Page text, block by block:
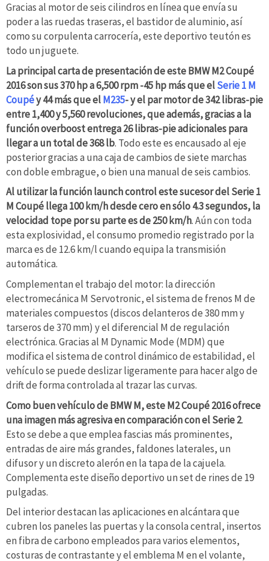
Gracias al motor de seis cilindros en línea que envía su
poder a las ruedas traseras, el bastidor de aluminio, así
como su corpulenta carrocería, este deportivo teutón es
todo un juguete.
La principal carta de presentación de este BMW M2 Coupé
2016 son sus 370 hp a 6,500 rpm -45 hp más que elSerie 1 M
Coupéy 44 más que elM235- y el par motor de 342 libras-pie
entre 1,400 y 5,560 revoluciones, que además, gracias a la
función overboost entrega 26 libras-pie adicionales para
llegar a un total de 368 lb. Todo este es encausado al eje
posterior gracias a una caja de cambios de siete marchas
con doble embrague, o bien una manual de seis cambios.
Al utilizar la función launch control este sucesor del Serie 1
M Coupé llega 100 km/h desde cero en sólo 4.3 segundos, la
velocidad tope por su parte es de 250 km/h. Aún con toda
esta explosividad, el consumo promedio registrado por la
marca es de 12.6 km/l cuando equipa la transmisión
automática.
Complementan el trabajo del motor: la dirección
electromecánica M Servotronic, el sistema de frenos M de
materiales compuestos (discos delanteros de 380 mm y
tarseros de 370 mm) y el diferencial M de regulación
electrónica. Gracias al M Dynamic Mode (MDM) que
modifica el sistema de control dinámico de estabilidad, el
vehículo se puede deslizar ligeramente para hacer algo de
drift de forma controlada al trazar las curvas.
Como buen vehículo de BMW M, este M2 Coupé 2016 ofrece
una imagen más agresiva en comparación con el Serie 2.
Esto se debe a que emplea fascias más prominentes,
entradas de aire más grandes, faldones laterales, un
difusor y un discreto alerón en la tapa de la cajuela.
Complementa este diseño deportivo un set de rines de 19
pulgadas.
Del interior destacan las aplicaciones en alcántara que
cubren los paneles las puertas y la consola central, insertos
en fibra de carbono empleados para varios elementos,
costuras de contrastante y el emblema M en el volante,